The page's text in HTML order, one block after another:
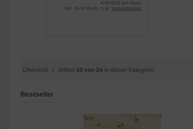
4,49 EUR pro Stück
inkl. 19 % MwSt. zzgl. Versandkosten
Übersicht | Artikel 10 von 24 in dieser Kategorie
Bestseller